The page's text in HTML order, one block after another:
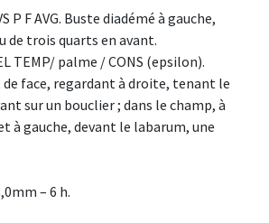
P F AVG. Buste diadémé à gauche,
de trois quarts en avant.
TEMP/ palme / CONS (epsilon).
de face, regardant à droite, tenant le
sur un bouclier ; dans le champ, à
à gauche, devant le labarum, une
– 6 h.